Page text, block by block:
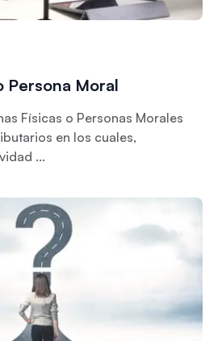
Persona Moral
Físicas o Personas Morales
en los cuales,
...